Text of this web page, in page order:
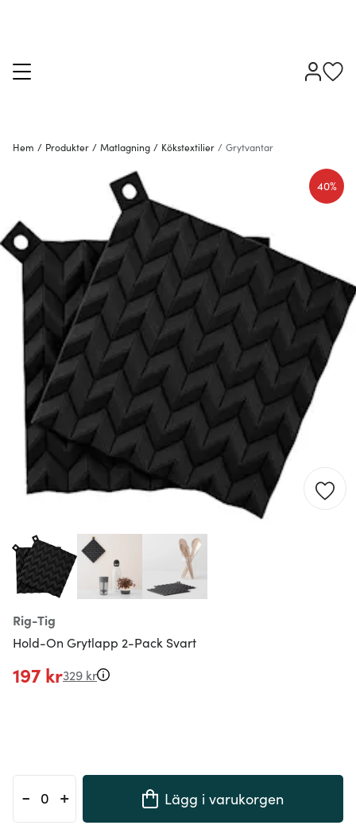
Hem / Produkter / Matlagning / Kökstextilier / Grytvantar
Rig-Tig
Hold-On Grytlapp 2-Pack Svart
40%
197 kr329 kr
- + Lägg i varukorgen